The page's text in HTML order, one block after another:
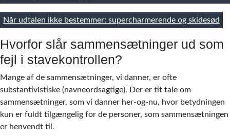
Når udtalen ikke bestemmer: supercharmerende og skidesød
Hvorfor slår sammensætninger ud som
fejl i stavekontrollen?
Mange af de sammensætninger, vi danner, er ofte
substantivistiske (navneordsagtige). Der er tit tale om
sammensætninger, som vi danner her-og-nu, hvor betydningen
kun er fuldt tilgængelig for de personer, som sammensætningen
er henvendt til.